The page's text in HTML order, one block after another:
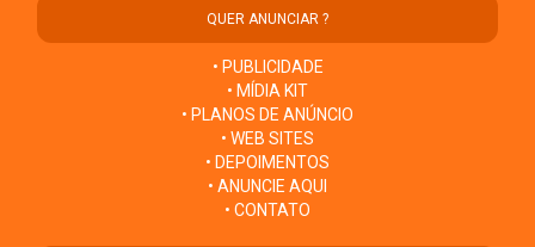
QUER ANUNCIAR ?
• PUBLICIDADE
• MÍDIA KIT
• PLANOS DE ANÚNCIO
• WEB SITES
• DEPOIMENTOS
• ANUNCIE AQUI
• CONTATO